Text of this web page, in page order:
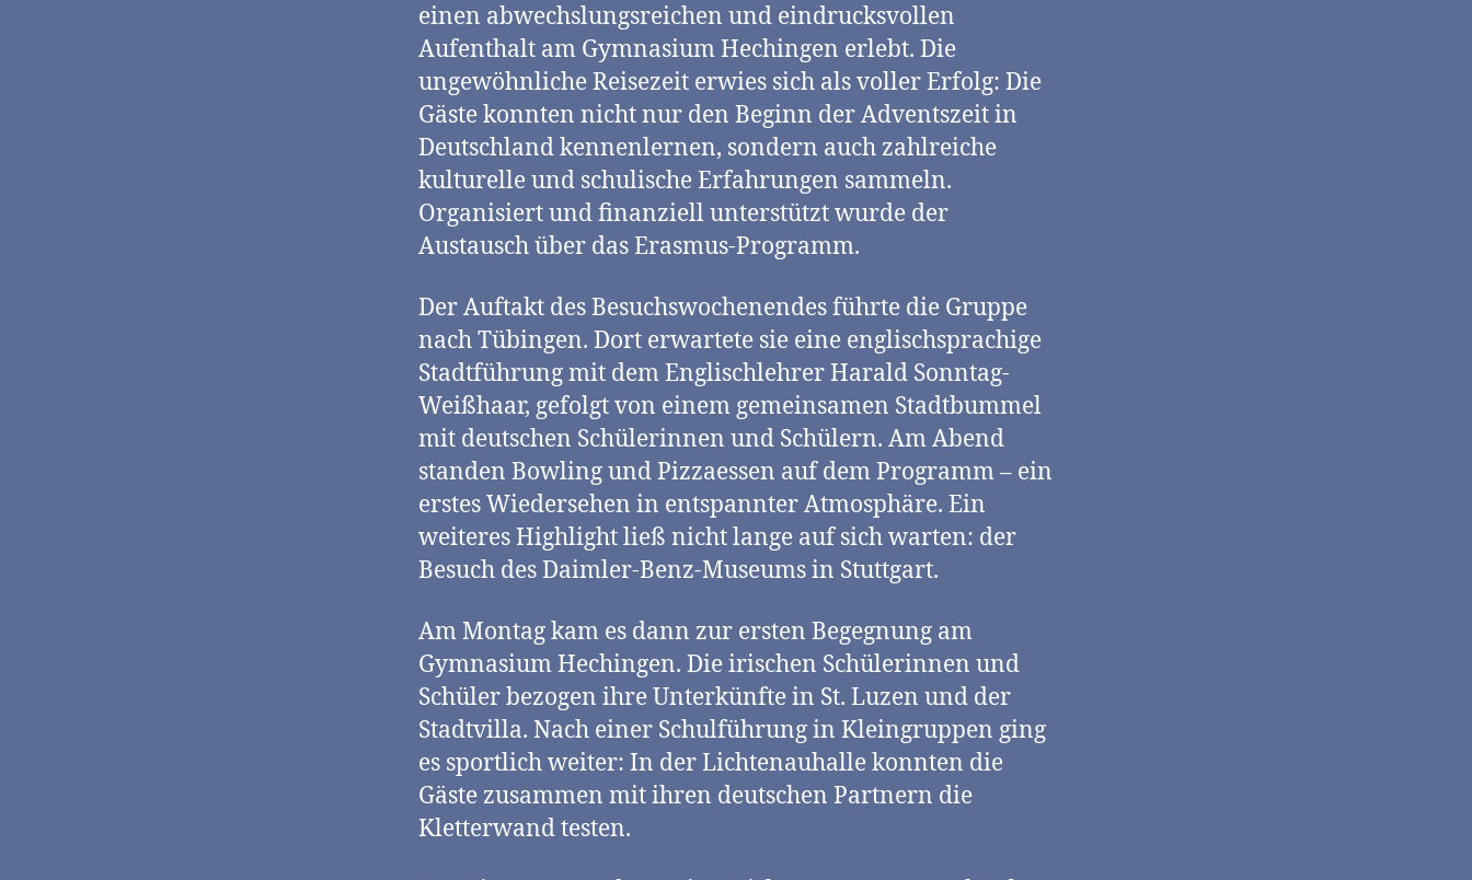
einen abwechslungsreichen und eindrucksvollen
Aufenthalt am Gymnasium Hechingen erlebt. Die
ungewöhnliche Reisezeit erwies sich als voller Erfolg: Die
Gäste konnten nicht nur den Beginn der Adventszeit in
Deutschland kennenlernen, sondern auch zahlreiche
kulturelle und schulische Erfahrungen sammeln.
Organisiert und finanziell unterstützt wurde der
Austausch über das Erasmus-Programm.
Der Auftakt des Besuchswochenendes führte die Gruppe
nach Tübingen. Dort erwartete sie eine englischsprachige
Stadtführung mit dem Englischlehrer Harald Sonntag-
Weißhaar, gefolgt von einem gemeinsamen Stadtbummel
mit deutschen Schülerinnen und Schülern. Am Abend
standen Bowling und Pizzaessen auf dem Programm – ein
erstes Wiedersehen in entspannter Atmosphäre. Ein
weiteres Highlight ließ nicht lange auf sich warten: der
Besuch des Daimler-Benz-Museums in Stuttgart.
Am Montag kam es dann zur ersten Begegnung am
Gymnasium Hechingen. Die irischen Schülerinnen und
Schüler bezogen ihre Unterkünfte in St. Luzen und der
Stadtvilla. Nach einer Schulführung in Kleingruppen ging
es sportlich weiter: In der Lichtenauhalle konnten die
Gäste zusammen mit ihren deutschen Partnern die
Kletterwand testen.